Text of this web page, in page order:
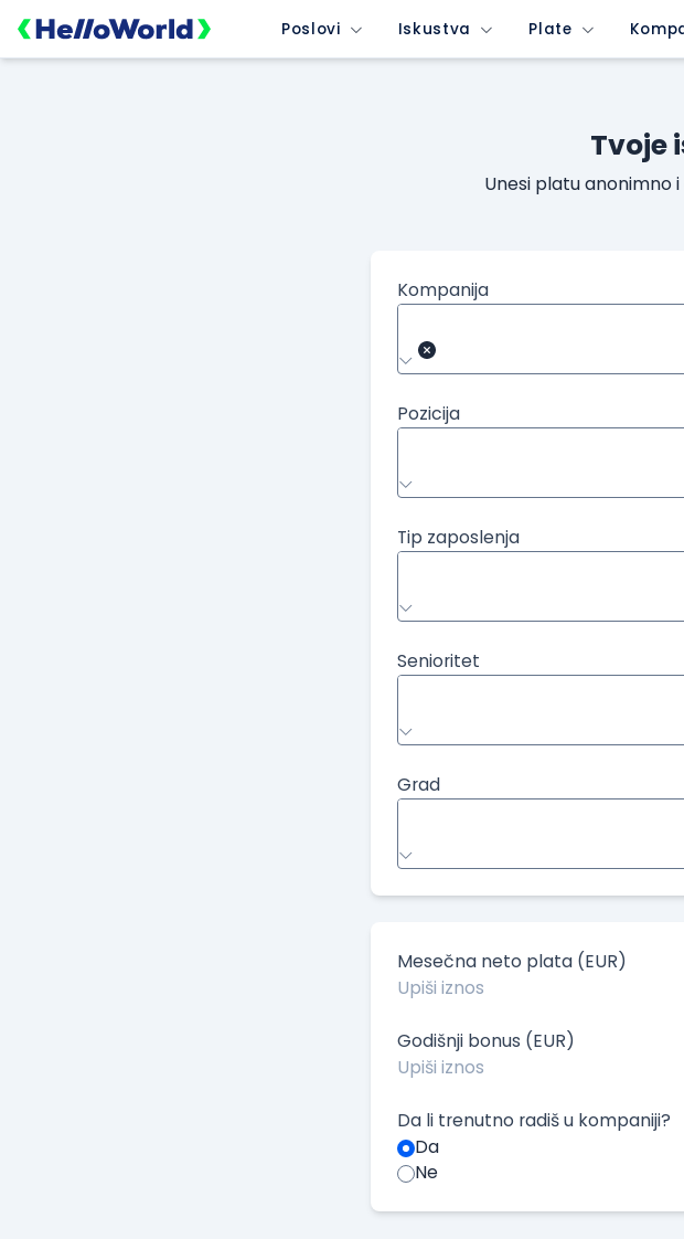
Poslovi Iskustva Plate
Tvoje
Unesi platu anonimno
Kompanija
Pozicija
Tip zaposlenja
Senioritet
Grad
Mesečna neto plata (EUR)
Godišnji bonus (EUR)
Da li trenutno radiš u kompaniji?
Da
Ne